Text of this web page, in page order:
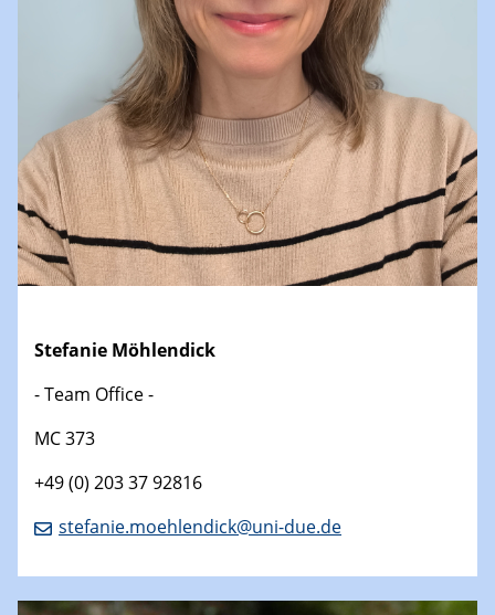
Stefanie Möhlendick
- Team Office -
MC 373
+49 (0) 203 37 92816
stefanie.moehlendick@uni-due.de